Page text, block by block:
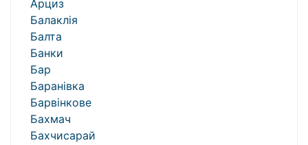
Арциз
Балаклія
Балта
Банки
Бар
Баранівка
Барвінкове
Бахмач
Бахчисарай